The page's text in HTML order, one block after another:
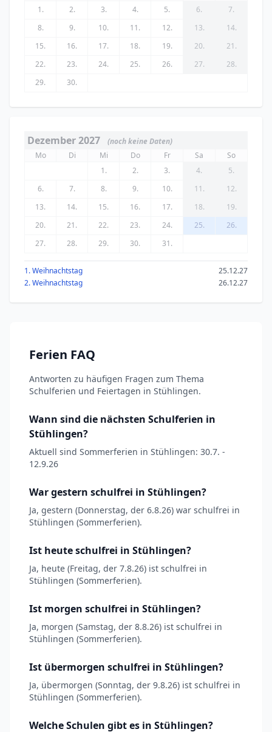
1.
2. 3. 4. 5. 6.
7.
8.
9. 10. 11. 12. 13.
14.
15.
16. 17. 18. 19. 20.
21.
22.
23. 24. 25. 26. 27.
28.
29.
30.
Dezember 2027
(noch keine Daten)
Mo
Di Mi Do Fr Sa
So
1.
2. 3. 4.
5.
6.
7. 8. 9. 10. 11.
12.
13.
14. 15. 16. 17. 18.
19.
20.
21. 22. 23. 24. 25.
26.
27.
28. 29. 30. 31.
1. Weihnachtstag
25.12.27
2. Weihnachtstag
26.12.27
Ferien FAQ
Antworten zu häufigen Fragen zum Thema
Schulferien und Feiertagen in Stühlingen.
Wann sind die nächsten Schulferien in
Stühlingen?
Aktuell sind Sommerferien in Stühlingen: 30.7. -
12.9.26
War gestern schulfrei in Stühlingen?
Ja, gestern (Donnerstag, der 6.8.26) war schulfrei in
Stühlingen (Sommerferien).
Ist heute schulfrei in Stühlingen?
Ja, heute (Freitag, der 7.8.26) ist schulfrei in
Stühlingen (Sommerferien).
Ist morgen schulfrei in Stühlingen?
Ja, morgen (Samstag, der 8.8.26) ist schulfrei in
Stühlingen (Sommerferien).
Ist übermorgen schulfrei in Stühlingen?
Ja, übermorgen (Sonntag, der 9.8.26) ist schulfrei in
Stühlingen (Sommerferien).
Welche Schulen gibt es in Stühlingen?